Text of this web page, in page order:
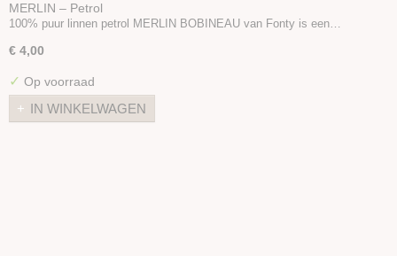
MERLIN – Petrol
100% puur linnen petrol MERLIN BOBINEAU van Fonty is een…
€ 4,00
✓ Op voorraad
IN WINKELWAGEN